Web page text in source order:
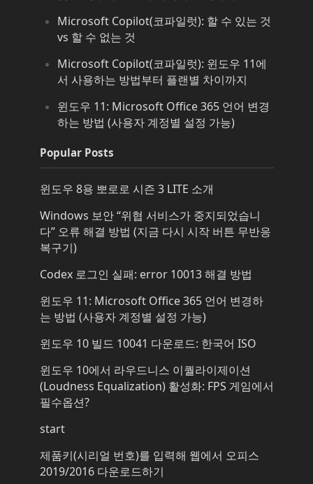
Microsoft Copilot(코파일럿): 할 수 있는 것
vs 할 수 없는 것
Microsoft Copilot(코파일럿): 윈도우 11에
서 사용하는 방법부터 플랜별 차이까지
윈도우 11: Microsoft Office 365 언어 변경
하는 방법 (사용자 계정별 설정 가능)
Popular Posts
윈도우 8용 뽀로로 시즌 3 LITE 소개
Windows 보안 “위협 서비스가 중지되었습니
다” 오류 해결 방법 (지금 다시 시작 버튼 무반응
복구기)
Codex 로그인 실패: error 10013 해결 방법
윈도우 11: Microsoft Office 365 언어 변경하
는 방법 (사용자 계정별 설정 가능)
윈도우 10 빌드 10041 다운로드: 한국어 ISO
윈도우 10에서 라우드니스 이퀄라이제이션
(Loudness Equalization) 활성화: FPS 게임에서
필수옵션?
start
제품키(시리얼 번호)를 입력해 웹에서 오피스
2019/2016 다운로드하기